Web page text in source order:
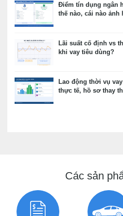
Điểm tín dụng ngân
thế nào, cái nào ảnh
Lãi suất cố định vs
khi vay tiêu dùng?
Lao động thời vụ
thực tế, hồ sơ thay
Các sản